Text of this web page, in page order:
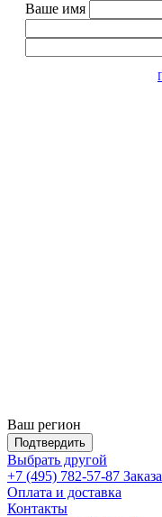
Ваше имя
Ваш регион
Подтвердить
Выбрать другой
+7 (495) 782-57-87
Оплата и доставка
Контакты